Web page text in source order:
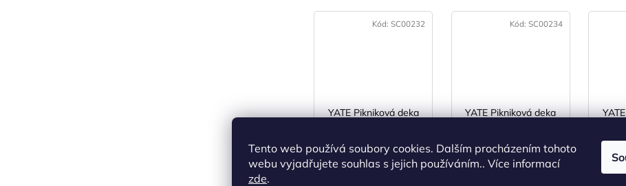
Tento web používá soubory cookies. Dalším procházením tohoto
webu vyjadřujete souhlas s jejich používáním.. Více informací
zde.
YATE Pikniková deka
SKLADEM(>5 ks)
Kód:SC00232
YATE Pikniková deka
SKLADEM(>5 ks)
Kód: SC00234